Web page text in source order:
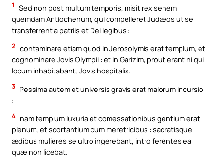
1
Sed non post multum temporis, misit rex senem
quemdam Antiochenum, qui compelleret Judæos ut se
transferrent a patriis et Dei legibus :
2 contaminare etiam quod in Jerosolymis erat templum, et
cognominare Jovis Olympii : et in Garizim, prout erant hi qui
locum inhabitabant, Jovis hospitalis.
3 Pessima autem et universis gravis erat malorum incursio
:
4 nam templum luxuria et comessationibus gentium erat
plenum, et scortantium cum meretricibus : sacratisque
ædibus mulieres se ultro ingerebant, intro ferentes ea
quæ non licebat.